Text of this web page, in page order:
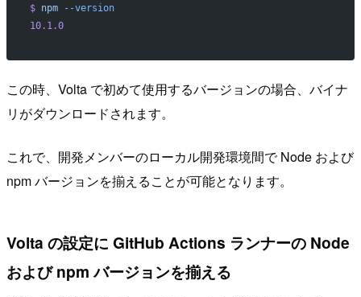
$ npm --version
10.1.0
この時、Volta で初めて使用するバージョンの場合、バイナ
リがダウンロードされます。
これで、開発メンバーのローカル開発環境間で Node および
npm バージョンを揃えることが可能となります。
Volta の設定に GitHub Actions ランナーの Node
および npm バージョンを揃える